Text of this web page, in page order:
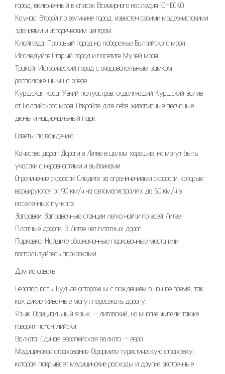
город, включенный в список Всемирного наследия ЮНЕСКО.
Каунас: Второй по величине город, известен своими модернистскими
зданиями и историческим центром.
Клайпеда: Портовый город на побережье Балтийского моря.
Исследуйте Старый город и посетите Музей моря.
Тракай: Исторический город с очаровательным замком,
расположенным на озере.
Куршская коса: Узкий полуостров, отделяющий Куршский залив
от Балтийского моря. Откройте для себя живописные песчаные
дюны и национальный парк.
Советы по вождению
Качество дорог: Дороги в Литве в целом хорошие, но могут быть
участки с неровностями и выбоинами.
Ограничение скорости: Следите за ограничениями скорости, которые
варьируются от 90 км/ч на автомагистралях до 50 км/ч в
населенных пунктах.
Заправки: Заправочные станции легко найти по всей Литве.
Платные дороги: В Литве нет платных дорог.
Парковка: Найдите обозначенные парковочные места или
воспользуйтесь парковками.
Другие советы
Безопасность: Будьте осторожны с вождением в ночное время, так
как дикие животные могут пересекать дорогу.
Язык: Официальный язык — литовский, но многие жители также
говорят по-английски.
Валюта: Единая европейская валюта — евро.
Медицинское страхование: Оформите туристическую страховку,
которая покрывает медицинские расходы и другие экстренные